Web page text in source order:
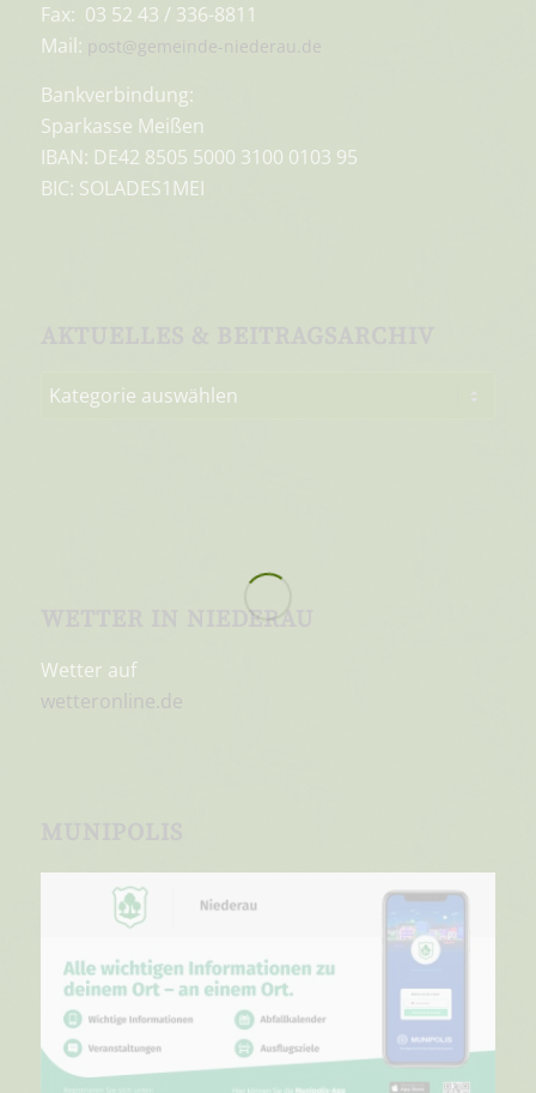
Fax: 03 52 43 / 336-8811
Mail: post@gemeinde-niederau.de
Bankverbindung:
Sparkasse Meißen
IBAN: DE42 8505 5000 3100 0103 95
BIC: SOLADES1MEI
WETTER IN NIEDERAU
Wetter auf
wetteronline.de